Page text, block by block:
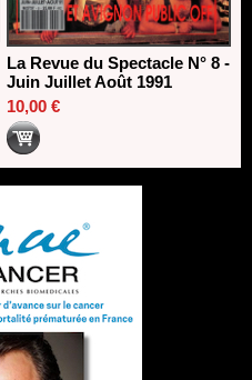
La Revue du Spectacle N° 8 -
Juin Juillet Août 1991
10,00 €